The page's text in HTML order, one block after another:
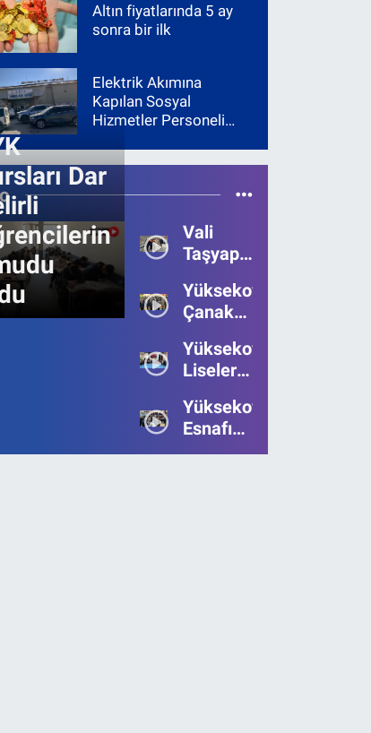
Altın fiyatlarında 5 ay
sonra bir ilk
Elektrik Akımına
Kapılan Sosyal
Hizmetler Personeli
Dar
Vali
Taşyapan,
Bölgesinde
İncelemelerde
Bulundu
Yüksekova’da
Çanakkale
111.Yılı
Kutlandı
Yüksekova’da
Liseler
Bilgi
Yarışmasının
Birincisi
Yüksekova
Esnafı
Bayrama